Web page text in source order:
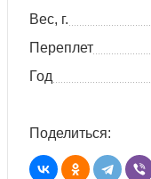
Вес, г.
Переплет
Год
Поделиться: